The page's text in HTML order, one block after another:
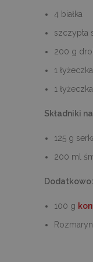
4 białka
szczypta
200 g
1
1
Składniki
125 g
200 ml
Dodatkowo:
100 g